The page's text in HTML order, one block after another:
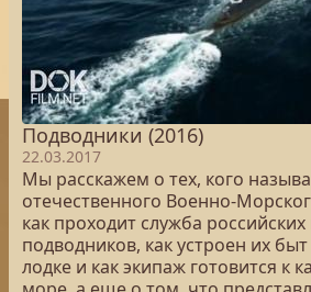
Подводники (2016)
22.03.2017
Мы расскажем о тех, кого
отечественного Военно-
как проходит служба
подводников, как устроен их
лодке и как экипаж готовится к